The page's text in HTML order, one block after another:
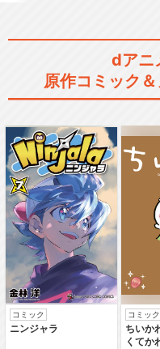
dアニ
原作コミック
コミック
ニンジャラ
コミック
ちいか
くてか